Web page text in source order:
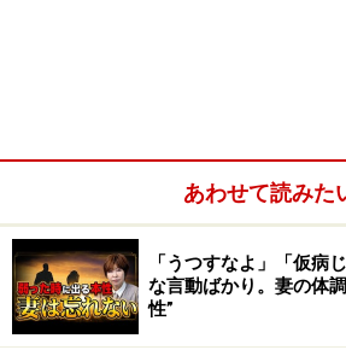
あわせて読みた
「うつすなよ」「仮病
な言動ばかり。妻の体
性”